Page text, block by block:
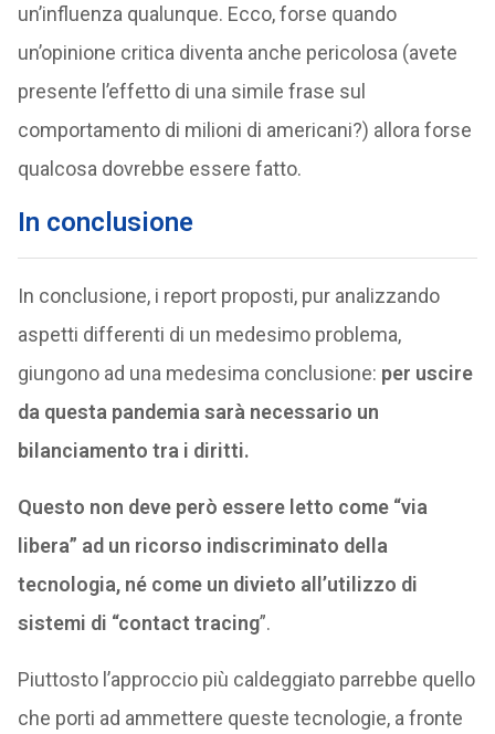
un’influenza qualunque. Ecco, forse quando
un’opinione critica diventa anche pericolosa (avete
presente l’effetto di una simile frase sul
comportamento di milioni di americani?) allora forse
qualcosa dovrebbe essere fatto.
In conclusione
In conclusione, i report proposti, pur analizzando
aspetti differenti di un medesimo problema,
giungono ad una medesima conclusione: per uscire
da questa pandemia sarà necessario un
bilanciamento tra i diritti.
Questo non deve però essere letto come “via
libera” ad un ricorso indiscriminato della
tecnologia, né come un divieto all’utilizzo di
sistemi di “contact tracing”.
Piuttosto l’approccio più caldeggiato parrebbe quello
che porti ad ammettere queste tecnologie, a fronte